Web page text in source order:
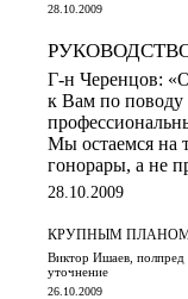
28.10.2009
Г-н Черенцов:
к Вам по поводу
Мы остаемся на
гонорары, а не
28.10.2009
КРУПНЫМ
Виктор Ишаев, полпред
уточнение
26.10.2009